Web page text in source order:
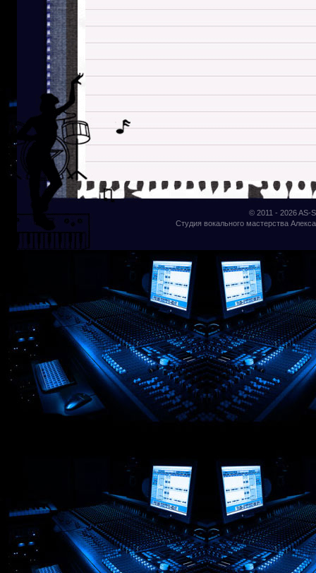
© 2011 - 2026AS-
Студия вокального мастерства